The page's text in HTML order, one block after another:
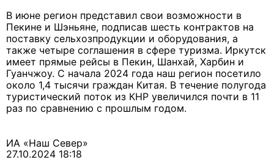
В июне регион представил свои возможности в
Пекине и Шэньяне, подписав шесть контрактов на
поставку сельхозпродукции и оборудования, а
также четыре соглашения в сфере туризма. Иркутск
имеет прямые рейсы в Пекин, Шанхай, Харбин и
Гуанчжоу. С начала 2024 года наш регион посетило
около 1,4 тысячи граждан Китая. В течение полугода
туристический поток из КНР увеличился почти в 11
раз по сравнению с прошлым годом.
ИА «Наш Север»
27.10.2024 18:18